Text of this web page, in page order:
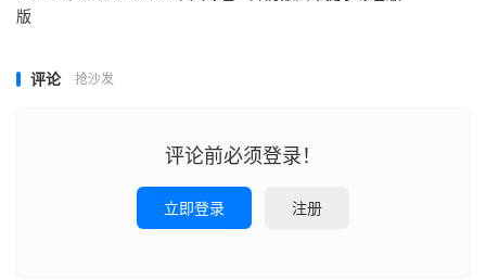
版
评论 抢沙发
评论前必须登录！
立即登录 注册